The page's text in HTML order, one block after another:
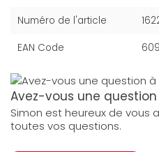
Numéro de l'article
EAN Code
Avez-vous une
Simon est heureux de vous
toutes vos questions.